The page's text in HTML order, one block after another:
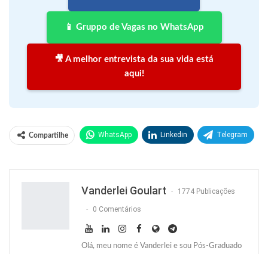
📱 Gruppo de Vagas no WhatsApp
🎥 A melhor entrevista da sua vida está
aqui!
Compartilhe WhatsApp Linkedin Telegram
Vanderlei Goulart 1774 Publicações
0 Comentários
Olá, meu nome é Vanderlei e sou Pós-Graduado